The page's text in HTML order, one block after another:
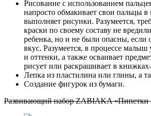
Рисование с использованием
напросто обмакивает свои пальцы в
выполняет рисунки. Разумеется,
краски по своему составу не
ребенка, но и не были опасны, если
вкус. Разумеется, в процессе малыш
и оттенки, а также осваивает
рисует или раскрашивает в
Лепка из пластилина или глины, а
Создание фигурок из бумаги.
Развивающий набор ZABIAKA «Пипетки